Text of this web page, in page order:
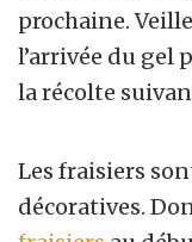
prochaine.
l’arrivée du gel
la récolte
Les fraisiers
décoratives.